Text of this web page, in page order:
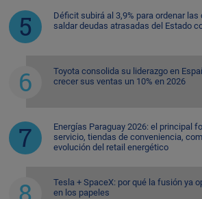
Déficit subirá al 3,9% para ordenar
saldar deudas atrasadas del Estado
Toyota consolida su liderazgo en
crecer sus ventas un 10% en 2026
Energías Paraguay 2026: el principal
servicio, tiendas de conveniencia,
evolución del retail energético
Tesla + SpaceX: por qué la fusión ya
en los papeles